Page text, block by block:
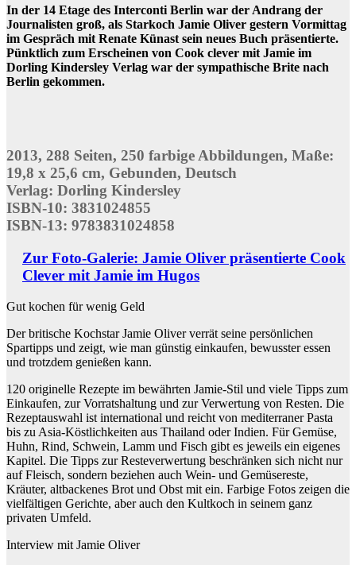
In der 14 Etage des Interconti Berlin war der Andrang der
Journalisten groß, als Starkoch Jamie Oliver gestern Vormittag
im Gespräch mit Renate Künast sein neues Buch präsentierte.
Pünktlich zum Erscheinen von Cook clever mit Jamie im
Dorling Kindersley Verlag war der sympathische Brite nach
Berlin gekommen.
2013, 288 Seiten, 250 farbige Abbildungen, Maße:
19,8 x 25,6 cm, Gebunden, Deutsch
Verlag: Dorling Kindersley
ISBN-10: 3831024855
ISBN-13: 9783831024858
Zur Foto-Galerie: Jamie Oliver präsentierte Cook
Clever mit Jamie im Hugos
Gut kochen für wenig Geld
Der britische Kochstar Jamie Oliver verrät seine persönlichen
Spartipps und zeigt, wie man günstig einkaufen, bewusster essen
und trotzdem genießen kann.
120 originelle Rezepte im bewährten Jamie-Stil und viele Tipps zum
Einkaufen, zur Vorrats­hal­tung und zur Verwertung von Resten. Die
Rezeptauswahl ist international und reicht von mediterraner Pasta
bis zu Asia-Köstlichkeiten aus Thailand oder Indien. Für Gemüse,
Huhn, Rind, Schwein, Lamm und Fisch gibt es jeweils ein eigenes
Kapitel. Die Tipps zur Resteverwertung beschränken sich nicht nur
auf Fleisch, sondern beziehen auch Wein- und Gemüsereste,
Kräuter, altbackenes Brot und Obst mit ein. Farbige Fotos zeigen die
vielfältigen Gerichte, aber auch den Kultkoch in seinem ganz
privaten Umfeld.
Interview mit Jamie Oliver